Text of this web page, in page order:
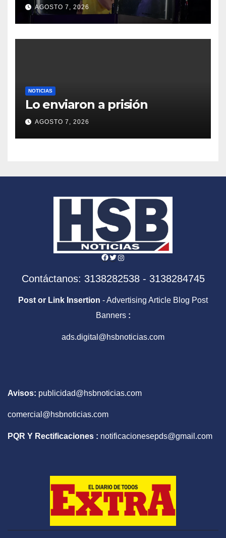
como presidente
AGOSTO 7, 2026
NOTICIAS
Lo enviaron a prisión
AGOSTO 7, 2026
Facebook
Twitter
Instagram
Contáctanos: 3138282538 - 3138284745
Post or Link Insertion - Advertising Article Blog Post
Banners :
ads.digital@hsbnoticias.com
Avisos: publicidad@hsbnoticias.com
comercial@hsbnoticias.com
PQR Y Rectificaciones : notificacionesepds@gmail.com